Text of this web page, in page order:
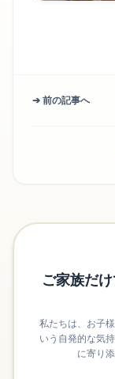
➔ 前の記事へ
ご家族だ
私たちは、お子
いう自発的な気
に寄り